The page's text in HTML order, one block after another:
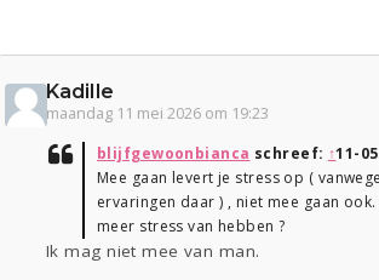
Kadille
maandag 11 mei 2026 om 19:23
blijfgewoonbianca schreef: ↑11-
Mee gaan levert je stress op (
ervaringen daar ) , niet mee gaan
meer stress van hebben ?
Ik mag niet mee van man.